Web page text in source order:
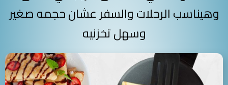
وهيناسب الرحلات والسفر عشان حجمه صغير
وسهل تخزنيه